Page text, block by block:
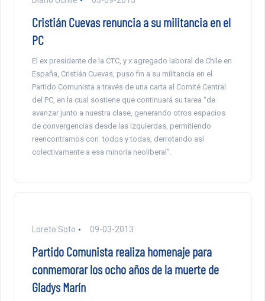
Cristián Cuevas renuncia a su militancia en el
PC
El ex presidente de la CTC, y x agregado laboral de Chile en
España, Cristián Cuevas, puso fin a su militancia en el
Partido Comunista a través de una carta al Comité Central
del PC, en la cual sostiene que continuará su tarea “de
avanzar junto a nuestra clase, generando otros espacios
de convergencias desde las izquierdas, permitiendo
reencontrarnos con todos y todas, derrotando así
colectivamente a esa minoría neoliberal”.
Loreto Soto 09-03-2013
Partido Comunista realiza homenaje para
conmemorar los ocho años de la muerte de
Gladys Marín